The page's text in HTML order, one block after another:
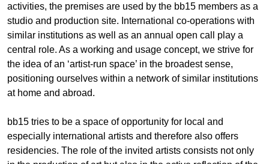
activities, the premises are used by the bb15 members as a
studio and production site. International co-operations with
similar institutions as well as an annual open call play a
central role. As a working and usage concept, we strive for
the idea of an ‘artist-run space’ in the broadest sense,
positioning ourselves within a network of similar institutions
at home and abroad.
bb15 tries to be a space of opportunity for local and
especially international artists and therefore also offers
residencies. The role of the invited artists consists not only